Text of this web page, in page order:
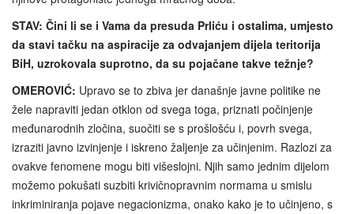
STAV: Čini li se i Vama da presuda Prliću i ostalima, umjesto
da stavi tačku na aspiracije za odvajanjem dijela teritorija
BiH, uzrokovala suprotno, da su pojačane takve težnje?
OMEROVIĆ: Upravo se to zbiva jer današnje javne politike ne
žele napraviti jedan otklon od svega toga, priznati počinjenje
međunarodnih zločina, suočiti se s prošlošću i, povrh svega,
izraziti javno izvinjenje i iskreno žaljenje za učinjenim. Razlozi za
ovakve fenomene mogu biti višeslojni. Njih samo jednim dijelom
možemo pokušati suzbiti krivičnopravnim normama u smislu
inkriminiranja pojave negacionizma, onako kako je to učinjeno, s